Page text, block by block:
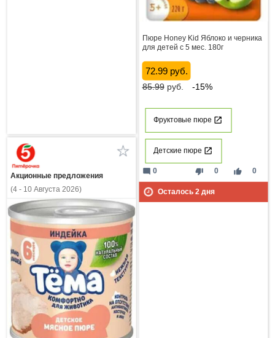
Пюре Honey Kid Яблоко и черника
для детей с 5 мес. 180г
72.99 руб.
85.99руб. -15%
Фруктовые пюре
Детские пюре
thumb_down 0 thumb_up 0
mode_comment 0
Осталось 2 дня
Акционные предложения
(4 - 10 Августа 2026)